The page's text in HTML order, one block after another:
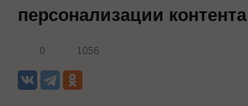
персонализации контента
0 1056